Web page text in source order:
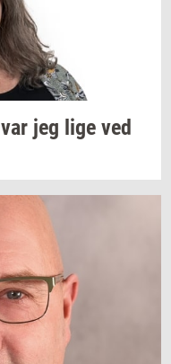
var jeg lige ved